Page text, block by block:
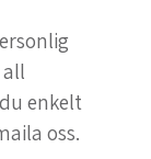
enkelt
oss.